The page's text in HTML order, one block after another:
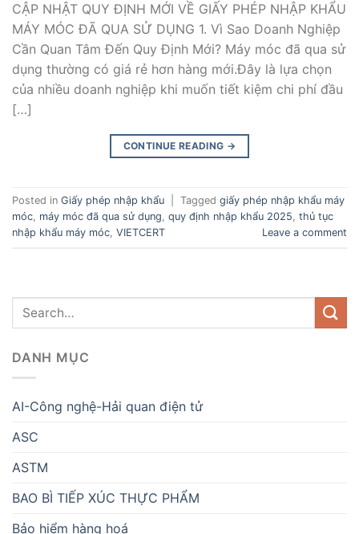
CẬP NHẬT QUY ĐỊNH MỚI VỀ GIẤY PHÉP NHẬP KHẨU
MÁY MÓC ĐÃ QUA SỬ DỤNG 1. Vì Sao Doanh Nghiệp
Cần Quan Tâm Đến Quy Định Mới? Máy móc đã qua sử
dụng thường có giá rẻ hơn hàng mới.Đây là lựa chọn
của nhiều doanh nghiệp khi muốn tiết kiệm chi phí đầu
[…]
CONTINUE READING →
Posted in Giấy phép nhập khẩu Tagged giấy phép nhập khẩu máy
móc, máy móc đã qua sử dụng, quy định nhập khẩu 2025, thủ tục
nhập khẩu máy móc, VIETCERT Leave a comment
DANH MỤC
AI-Công nghệ-Hải quan điện tử
ASC
ASTM
BAO BÌ TIẾP XÚC THỰC PHẨM
Bảo hiểm hàng hoá